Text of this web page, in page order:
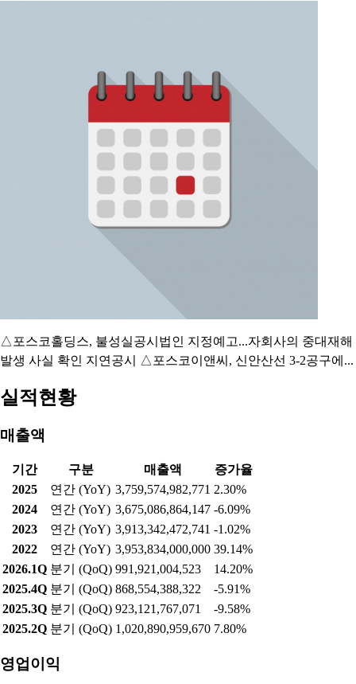
총 피해액 408조…복구 비용 약 87조 추산
[오늘의 주요공시] 포스코홀딩스ㆍ포스코이앤씨ㆍ서
2026.06.10 17:49:00
△포스코홀딩스, 불성실공시법인 지정예고...자회사의 중대재해
발생 사실 확인 지연공시 △포스코이앤씨, 신안산선 3-2공구에...
실적현황
매출액
기간